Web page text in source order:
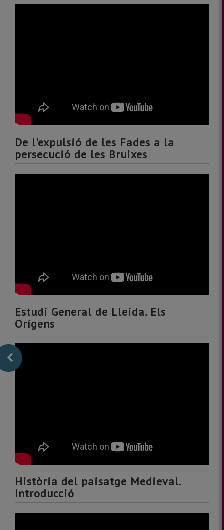
De l'expulsió de les Fades a la
persecució de les Bruixes
Estudi General de Lleida. Els
Orígens
Història del paisatge Medieval.
Introducció